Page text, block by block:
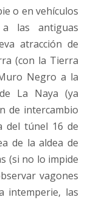
o en vehículos
las antiguas
atracción de
(con la Tierra
Negro a la
La Naya (ya
de intercambio
del túnel 16 de
de la aldea de
(si no lo impide
vagones
intemperie, las